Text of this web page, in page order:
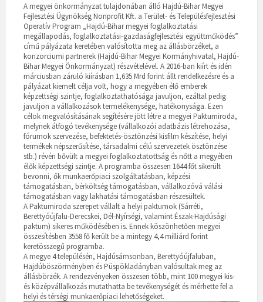
A megyei önkormányzat tulajdonában álló Hajdú-Bihar Megyei
Fejlesztési Ügynökség Nonprofit Kft. a Terület- és Településfejlesztési
Operatív Program „Hajdú-Bihar megyei foglalkoztatási
megállapodás, foglalkoztatási-gazdaságfejlesztési együttműködés”
című pályázata keretében valósította meg az állásbörzéket, a
konzorciumi partnerek (Hajdú-Bihar Megyei Kormányhivatal, Hajdú-
Bihar Megyei Önkormányzat) részvételével. A 2016-ban kiírt és idén
márciusban záruló kiírásban 1,635 Mrd forint állt rendelkezésre és a
pályázat kiemelt célja volt, hogy a megyében élő emberek
képzettségi szintje, foglalkoztathatósága javuljon, ezáltal pedig
javuljon a vállalkozások termelékenysége, hatékonysága. Ezen
célok megvalósításának segítésére jött létre a megyei Paktumiroda,
melynek átfogó tevékenysége (vállalkozói adatbázis létrehozása,
fórumok szervezése, befektetés-ösztönzési kisfilm készítése, helyi
termékek népszerűsítése, társadalmi célú szervezetek ösztönzése
stb.) révén bővült a megyei foglalkoztatottság és nőtt a megyében
élők képzettségi szintje. A programba összesen 1644 főt sikerült
bevonni, ők munkaerőpiaci szolgáltatásban, képzési
támogatásban, bérköltség támogatásban, vállalkozóvá válási
támogatásban vagy lakhatási támogatásban részesültek.
A Paktumiroda szerepet vállalt a helyi paktumok (Sárréti,
Berettyóújfalu-Derecskei, Dél-Nyírségi, valamint Észak-Hajdúsági
paktum) sikeres működésében is. Ennek köszönhetően megyei
összesítésben 3558 fő került be a mintegy 4,4 milliárd forint
keretösszegű programba.
A megye 4 településén, Hajdúsámsonban, Berettyóújfaluban,
Hajdúböszörményben és Püspökladányban valósultak meg az
állásbörzék. A rendezvényeken összesen több, mint 100 megyei kis-
és középvállalkozás mutathatta be tevékenységét és mérhette fel a
helyi és térségi munkaerőpiaci lehetőségeket.